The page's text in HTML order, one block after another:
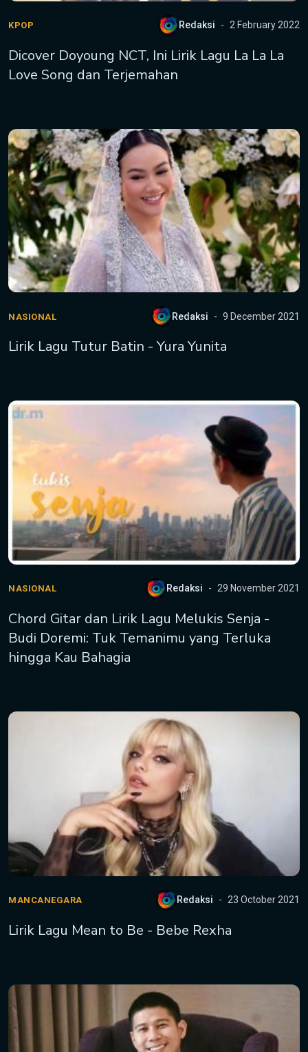
KPOP Redaksi 2 February 2022
Dicover Doyoung NCT, Ini Lirik Lagu La La La
Love Song dan Terjemahan
NASIONAL Redaksi 9 December 2021
Lirik Lagu Tutur Batin - Yura Yunita
NASIONAL Redaksi 29 November 2021
Chord Gitar dan Lirik Lagu Melukis Senja -
Budi Doremi: Tuk Temanimu yang Terluka
hingga Kau Bahagia
MANCANEGARA Redaksi 23 October 2021
Lirik Lagu Mean to Be - Bebe Rexha